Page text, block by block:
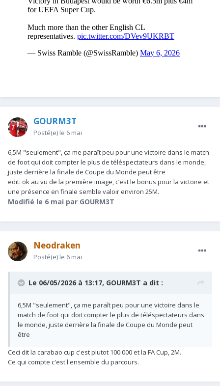
GOURM3T
Posté(e) le 6 mai
6,5M "seulement", ça me paraît peu pour une victoire dans le match
de foot qui doit compter le plus de téléspectateurs dans le monde,
juste derrière la finale de Coupe du Monde peut être
edit: ok au vu de la première image, c’est le bonus pour la victoire et
une présence en finale semble valoir environ 25M.
Modifié le 6 mai par GOURM3T
Neodraken
Posté(e) le 6 mai
Le 06/05/2026 à 13:17, GOURM3T a dit :
6,5M "seulement", ça me paraît peu pour une victoire dans le
match de foot qui doit compter le plus de téléspectateurs dans
le monde, juste derrière la finale de Coupe du Monde peut
être
Ceci dit la carabao cup c'est plutot 100 000 et la FA Cup, 2M.
Ce qui compte c'est l'ensemble du parcours.